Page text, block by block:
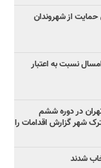
از شهروندان
۳ ماهه نخست امسال نسبت به اعتبار
تهران در دوره ششم
شهر گزارش اقدامات را
شدند